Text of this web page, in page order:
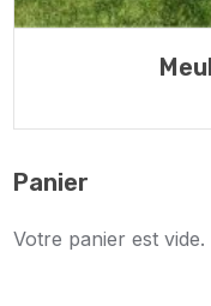
Panier
Votre panier est vide.